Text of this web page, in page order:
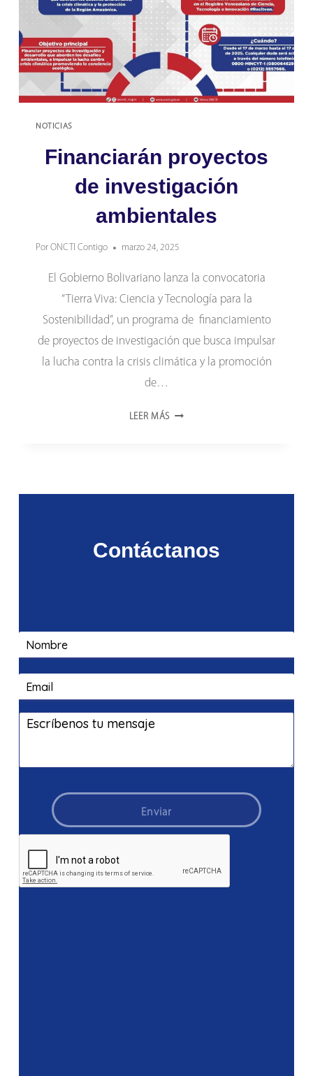
NOTICIAS
Financiarán proyectos
de investigación
ambientales
Por ONCTI Contigo marzo 24, 2025
El Gobierno Bolivariano lanza la convocatoria
“Tierra Viva: Ciencia y Tecnología para la
Sostenibilidad”, un programa de financiamiento
de proyectos de investigación que busca impulsar
la lucha contra la crisis climática y la promoción
de…
LEER MÁS FINANCIARÁN
Contáctanos
Enviar